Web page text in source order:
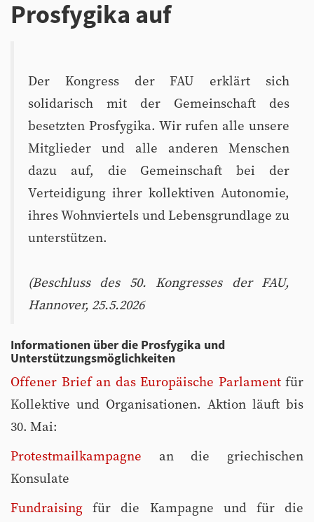
Prosfygika auf
Der Kongress der FAU erklärt sich
solidarisch mit der Gemeinschaft des
besetzten Prosfygika. Wir rufen alle unsere
Mitglieder und alle anderen Menschen
dazu auf, die Gemeinschaft bei der
Verteidigung ihrer kollektiven Autonomie,
ihres Wohnviertels und Lebensgrundlage zu
unterstützen.
(Beschluss des 50. Kongresses der FAU,
Hannover, 25.5.2026
Informationen über die Prosfygika und
Unterstützungsmöglichkeiten
Offener Brief an das Europäische Parlamentfür
Kollektive und Organisationen. Aktion läuft bis
30. Mai:
Protestmailkampagne an die griechischen
Konsulate
Fundraising für die Kampagne und für die